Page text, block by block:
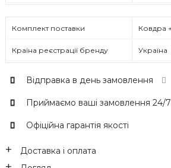
Комплект поставки Ковдра
Країна реєстрації бренду Україна
Відправка в день замовлення
Приймаємо ваші замовлення 24/7
Офіційна гарантія якості
Доставка і оплата